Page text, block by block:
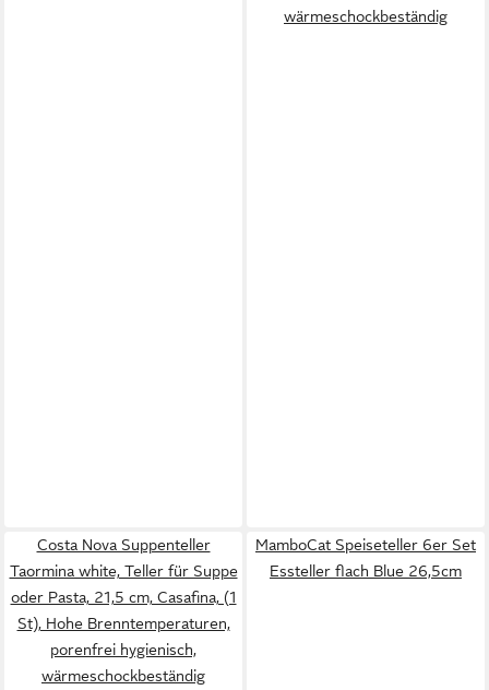
wärmeschockbeständig
Costa Nova Suppenteller
Taormina white, Teller für Suppe
oder Pasta, 21,5 cm, Casafina, (1
St), Hohe Brenntemperaturen,
porenfrei hygienisch,
wärmeschockbeständig
MamboCat Speiseteller 6er Set
Essteller flach Blue 26,5cm